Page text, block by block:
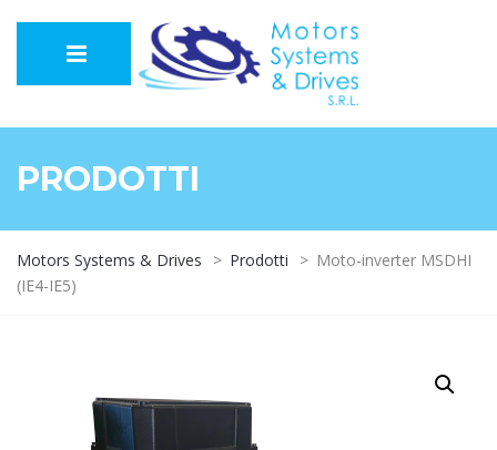
PRODOTTI
Motors Systems & Drives > Prodotti > Moto-inverter MSDHI
(IE4-IE5)